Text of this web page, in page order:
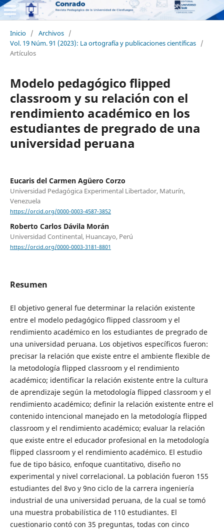
Inicio / Archivos /
Vol. 19 Núm. 91 (2023): La ortografía y publicaciones científicas /
Artículos
Modelo pedagógico flipped
classroom y su relación con el
rendimiento académico en los
estudiantes de pregrado de una
universidad peruana
Eucaris del Carmen Agüero Corzo
Universidad Pedagógica Experimental Libertador, Maturín,
Venezuela
https://orcid.org/0000-0003-4587-3852
Roberto Carlos Dávila Morán
Universidad Continental, Huancayo, Perú
https://orcid.org/0000-0003-3181-8801
Resumen
El objetivo general fue determinar la relación existente
entre el modelo pedagógico flipped classroom y el
rendimiento académico en los estudiantes de pregrado de
una universidad peruana. Los objetivos específicos fueron:
precisar la relación que existe entre el ambiente flexible de
la metodología flipped classroom y el rendimiento
académico; identificar la relación existente entre la cultura
de aprendizaje según la metodología flipped classroom y el
rendimiento académico; definir la relación existente entre el
contenido intencional manejado en la metodología flipped
classroom y el rendimiento académico; evaluar la relación
que existe entre el educador profesional en la metodología
flipped classroom y el rendimiento académico. El estudio
fue de tipo básico, enfoque cuantitativo, diseño no
experimental y nivel correlacional. La población fueron 155
estudiantes del 8vo y 9no ciclo de la carrera ingeniería
industrial de una universidad peruana, de la cual se tomó
una muestra probabilística de 110 estudiantes. El
cuestionario contó con 35 preguntas, todas con cinco